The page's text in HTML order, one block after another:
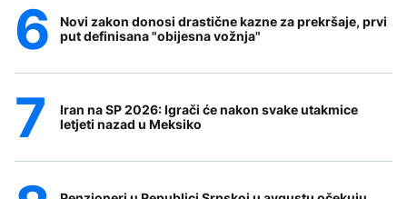
Novi zakon donosi drastične kazne za prekršaje, prvi
put definisana "obijesna vožnja"
Iran na SP 2026: Igrači će nakon svake utakmice
letjeti nazad u Meksiko